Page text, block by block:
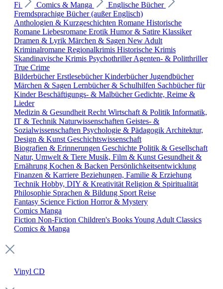
Fi
Comics & Manga
Englische Bücher
Fremdsprachige Bücher (außer Englisch)
Anthologien & Kurzgeschichten Romane Historische
Romane Liebesromane Erotik Humor & Satire Klassiker
Dramen & Lyrik Märchen & Sagen New Adult
Kriminalromane Regionalkrimis Historische Krimis
Skandinavische Krimis PsychothrillerAgenten- & Politthriller
True Crime
BilderbücherErstlesebücherKinderbücherJugendbücher
Märchen & Sagen Lernbücher & Schulhilfen Sachbücher für
KinderBeschäftigungs- & MalbücherGedichte, Reime &
Lieder
Medizin & Gesundheit Recht Wirtschaft & Politik Informatik,
IT & Technik Naturwissenschaften Geistes- &
Sozialwissenschaften Psychologie & Pädagogik Architektur,
Design & Kunst Geschichtswissenschaft
Biografien & Erinnerungen Geschichte Politik & Gesellschaft
Natur, Umwelt & Tiere Musik, Film & Kunst Gesundheit &
Ernährung Kochen & Backen Persönlichkeitsentwicklung
Finanzen & Karriere Beziehungen, Familie & Erziehung
Technik Hobby, DIY & Kreativität Religion & Spiritualität
Philosophie Sprachen & Bildung Sport Reise
Fantasy Science Fiction Horror & Mystery
Comics Manga
Fiction Non-Fiction Children's BooksYoung Adult Classics
Comics & Manga
Vinyl CD